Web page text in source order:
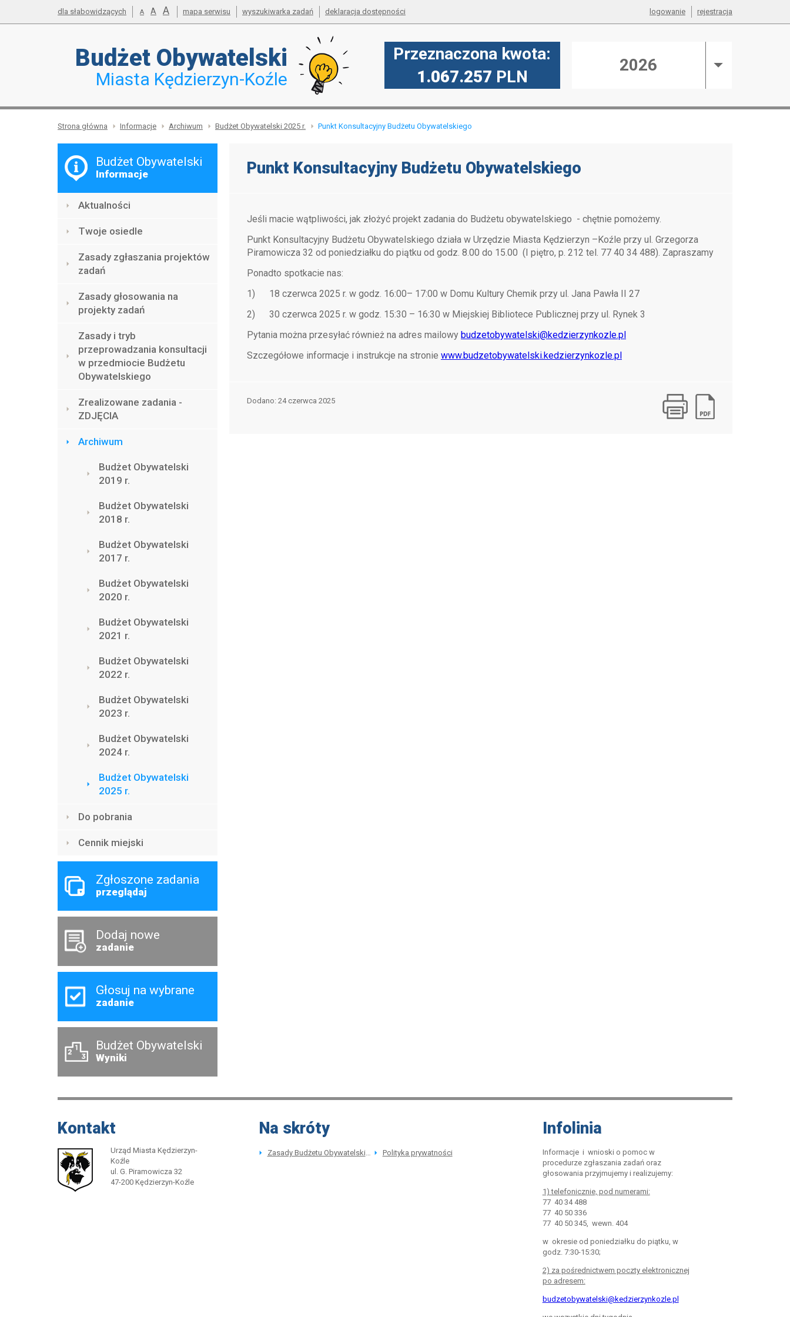
Przejdź do głównego
menu
Przejdź do treści
Przejdź do wyszukiwarki
Przejdź do mapy serwisu
dla słabowidzących A pomniejsz
A standardowy
A powiększ
mapa serwisu wyszukiwarka zadań deklaracja dostępności rejestracja
logowanie
Budżet Obywatelski
Miasta Kędzierzyn-Koźle
Przeznaczona kwota:
1.067.257 PLN
2026
Strona główna Informacje Archiwum Budżet Obywatelski 2025 r. Punkt Konsultacyjny Budżetu Obywatelskiego
Menu
Budżet Obywatelski
Informacje
Aktualności
Twoje osiedle
Zasady zgłaszania projektów
zadań
Zasady głosowania na
projekty zadań
Zasady i tryb
przeprowadzania konsultacji
w przedmiocie Budżetu
Obywatelskiego
Zrealizowane zadania -
ZDJĘCIA
Archiwum
Budżet Obywatelski
2019 r.
Budżet Obywatelski
2018 r.
Budżet Obywatelski
2017 r.
Budżet Obywatelski
2020 r.
Budżet Obywatelski
2021 r.
Budżet Obywatelski
2022 r.
Budżet Obywatelski
2023 r.
Budżet Obywatelski
2024 r.
Budżet Obywatelski
2025 r.
Do pobrania
Cennik miejski
Zgłoszone zadania
przeglądaj
Dodaj nowe
zadanie
Głosuj na wybrane
zadanie
Budżet Obywatelski
Wyniki
Punkt Konsultacyjny Budżetu Obywatelskiego
Jeśli macie wątpliwości, jak złożyć projekt zadania do Budżetu obywatelskiego - chętnie pomożemy.
Punkt Konsultacyjny Budżetu Obywatelskiego działa w Urzędzie Miasta Kędzierzyn –Koźle przy ul. Grzegorza
Piramowicza 32 od poniedziałku do piątku od godz. 8.00 do 15.00 (I piętro, p. 212 tel. 77 40 34 488). Zapraszamy
Ponadto spotkacie nas:
1) 18 czerwca 2025 r. w godz. 16:00– 17:00 w Domu Kultury Chemik przy ul. Jana Pawła II 27
2) 30 czerwca 2025 r. w godz. 15:30 – 16:30 w Miejskiej Bibliotece Publicznej przy ul. Rynek 3
Pytania można przesyłać również na adres mailowy budzetobywatelski@kedzierzynkozle.pl
Szczegółowe informacje i instrukcje na stronie www.budzetobywatelski.kedzierzynkozle.pl
Drukuj
Dodano 24 czerwca 2025
Kontakt
Urząd Miasta Kędzierzyn-
Koźle
ul. G. Piramowicza 32
47-200 Kędzierzyn-Koźle
Na skróty
Zasady Budżetu Obywatelskiego Polityka prywatności
Infolinia
Informacje i wnioski o pomoc w
procedurze zgłaszania zadań oraz
głosowania przyjmujemy i realizujemy:
1) telefonicznie, pod numerami:
77 40 34 488
77 40 50 336
77 40 50 345, wewn. 404
w okresie od poniedziałku do piątku, w
godz. 7:30-15:30;
2) za pośrednictwem poczty elektronicznej
po adresem:
budzetobywatelski@kedzierzynkozle.pl